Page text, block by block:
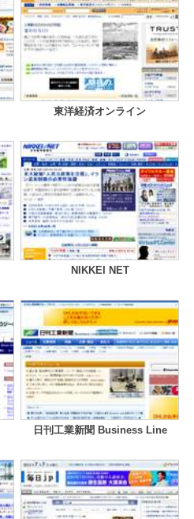
東洋経済オンライン
NIKKEI NET
日刊工業新聞 Business Line